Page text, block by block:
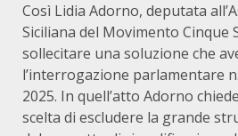
Così Lidia Adorno, deputata
Siciliana del Movimento Cinque
sollecitare una soluzione che
l’interrogazione parlamentare
2025. In quell’atto Adorno
scelta di escludere la grande